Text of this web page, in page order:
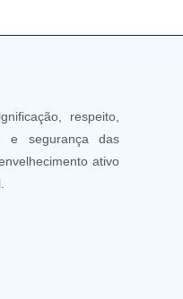
respeito,
e segurança das
ativo